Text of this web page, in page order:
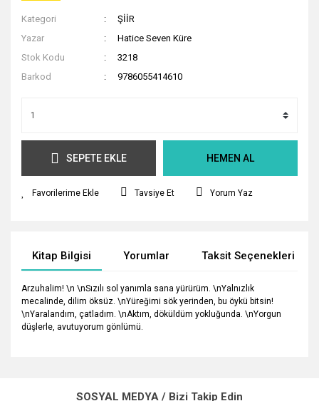
Kategori
ŞİİR
Yazar
Hatice Seven Küre
Stok Kodu
3218
Barkod
9786055414610
SEPETE EKLE HEMEN AL
Tavsiye Et Yorum Yaz
Kitap Bilgisi Yorumlar Taksit Seçenekleri
Arzuhalim! \n \nSızılı sol yanımla sana yürürüm. \nYalnızlık
mecalinde, dilim öksüz. \nYüreğimi sök yerinden, bu öykü bitsin!
\nYaralandım, çatladım. \nAktım, döküldüm yokluğunda. \nYorgun
düşlerle, avutuyorum gönlümü.
kullanarak tarafımıza iletebilirsiniz.
SOSYAL MEDYA / Bizi Takip Edin